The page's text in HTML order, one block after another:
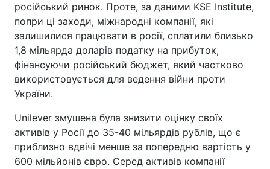
російський ринок. Проте, за даними KSE Institute,
попри ці заходи, міжнародні компанії, які
залишилися працювати в росії, сплатили близько
1,8 мільярда доларів податку на прибуток,
фінансуючи російський бюджет, який частково
використовується для ведення війни проти
України.
Unilever змушена була знизити оцінку своїх
активів у Росії до 35-40 мільярдів рублів, що є
приблизно вдвічі менше за попередню вартість у
600 мільйонів євро. Серед активів компанії